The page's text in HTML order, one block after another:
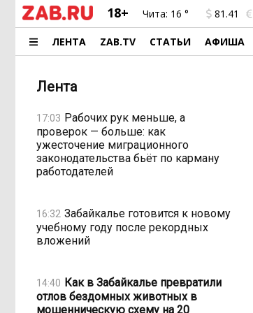
18+ Чита: 16 ° 81.41
ЛЕНТА ZAB.TV СТАТЬИ АФИША
Лента
17:03 Рабочих рук меньше, а
проверок — больше: как
ужесточение миграционного
законодательства бьёт по карману
работодателей
16:32 Забайкалье готовится к новому
учебному году после рекордных
вложений
14:40 Как в Забайкалье превратили
отлов бездомных животных в
мошенническую схему на 20